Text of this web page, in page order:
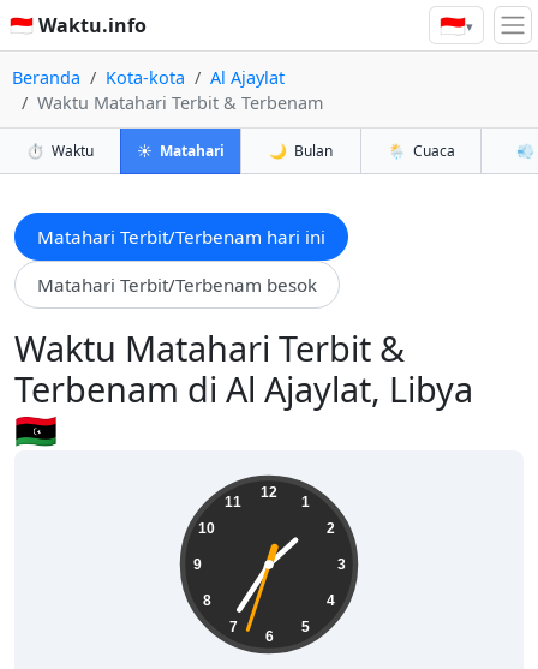
🇮🇩 Waktu.info 🇮🇩▾
Beranda Kota-kota
Al Ajaylat
Waktu Matahari Terbit & Terbenam
⏱️ Waktu ☀️ Matahari 🌙 Bulan 🌦️ Cuaca 💨
Matahari Terbit/Terbenam hari ini
Matahari Terbit/Terbenam besok
Waktu Matahari Terbit &
Terbenam di Al Ajaylat, Libya
🇱🇾
12
1
2
3
4
5
6
7
8
9
10
11